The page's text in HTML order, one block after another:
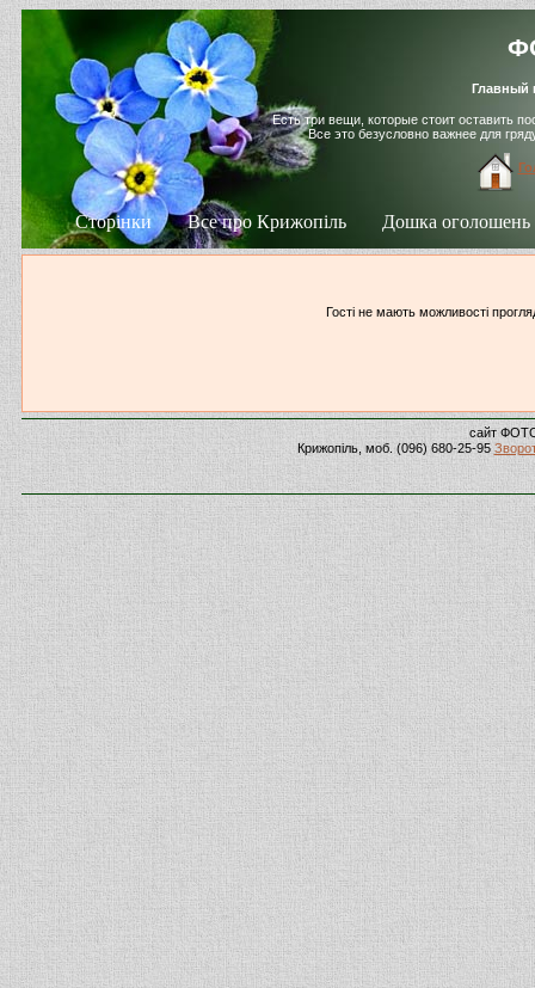
Главный
Есть три вещи, которые стоит оставить
Все это безусловно важнее для
Сторінки Все про Крижопіль Дошка оголошень
Гості не мають можливості
сайт
Крижопіль, моб. (096) 680-25-95